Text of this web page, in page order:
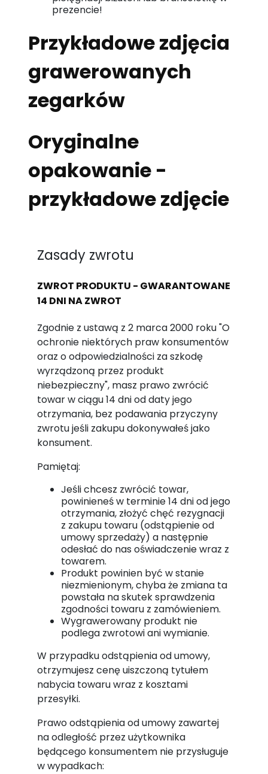
prezencie!
Przykładowe zdjęcia
grawerowanych
zegarków
Oryginalne
opakowanie -
przykładowe zdjęcie
Zasady zwrotu
ZWROT PRODUKTU - GWARANTOWANE
14 DNI NA ZWROT
Zgodnie z ustawą z 2 marca 2000 roku "O
ochronie niektórych praw konsumentów
oraz o odpowiedzialności za szkodę
wyrządzoną przez produkt
niebezpieczny", masz prawo zwrócić
towar w ciągu 14 dni od daty jego
otrzymania, bez podawania przyczyny
zwrotu jeśli zakupu dokonywałeś jako
konsument.
Pamiętaj:
Jeśli chcesz zwrócić towar,
powinieneś w terminie 14 dni od jego
otrzymania, złożyć chęć rezygnacji
z zakupu towaru (odstąpienie od
umowy sprzedaży) a następnie
odesłać do nas oświadczenie wraz z
towarem.
Produkt powinien być w stanie
niezmienionym, chyba że zmiana ta
powstała na skutek sprawdzenia
zgodności towaru z zamówieniem.
Wygrawerowany produkt nie
podlega zwrotowi ani wymianie.
W przypadku odstąpienia od umowy,
otrzymujesz cenę uiszczoną tytułem
nabycia towaru wraz z kosztami
przesyłki.
Prawo odstąpienia od umowy zawartej
na odległość przez użytkownika
będącego konsumentem nie przysługuje
w wypadkach: